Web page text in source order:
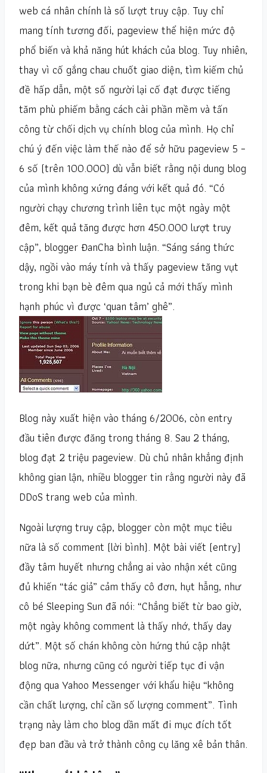
web cá nhân chính là số lượt truy cập. Tuy chỉ
mang tính tương đối, pageview thể hiện mức độ
phổ biến và khả năng hút khách của blog. Tuy nhiên,
thay vì cố gắng chau chuốt giao diện, tìm kiếm chủ
đề hấp dẫn, một số người lại cố đạt được tiếng
tăm phù phiếm bằng cách cài phần mềm và tấn
công từ chối dịch vụ chính blog của mình. Họ chỉ
chú ý đến việc làm thế nào để sở hữu pageview 5 –
6 số (trên 100.000) dù vẫn biết rằng nội dung blog
của mình không xứng đáng với kết quả đó. “Có
người chạy chương trình liên tục một ngày một
đêm, kết quả tăng được hơn 450.000 lượt truy
cập”, blogger ĐanCha bình luận. “Sáng sáng thức
dậy, ngồi vào máy tính và thấy pageview tăng vụt
trong khi bạn bè đêm qua ngủ cả mới thấy mình
hạnh phúc vì được ‘quan tâm’ ghê”.
Blog này xuất hiện vào tháng 6/2006, còn entry
đầu tiên được đăng trong tháng 8. Sau 2 tháng,
blog đạt 2 triệu pageview. Dù chủ nhân khẳng định
không gian lận, nhiều blogger tin rằng người này đã
DDoS trang web của mình.
Ngoài lượng truy cập, blogger còn một mục tiêu
nữa là số comment (lời bình). Một bài viết (entry)
đầy tâm huyết nhưng chẳng ai vào nhận xét cũng
đủ khiến “tác giả” cảm thấy cô đơn, hụt hẫng, như
cô bé Sleeping Sun đã nói: “Chẳng biết từ bao giờ,
một ngày không comment là thấy nhớ, thấy day
dứt”. Một số chán không còn hứng thú cập nhật
blog nữa, nhưng cũng có người tiếp tục đi vận
động qua Yahoo Messenger với khẩu hiệu “không
cần chất lượng, chỉ cần số lượng comment”. Tình
trạng này làm cho blog dần mất đi mục đích tốt
đẹp ban đầu và trở thành công cụ lăng xê bản thân.